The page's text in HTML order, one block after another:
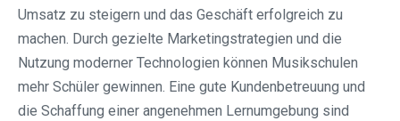
Umsatz zu steigern und das Geschäft erfolgreich zu
machen. Durch gezielte Marketingstrategien und die
Nutzung moderner Technologien können Musikschulen
mehr Schüler gewinnen. Eine gute Kundenbetreuung und
die Schaffung einer angenehmen Lernumgebung sind